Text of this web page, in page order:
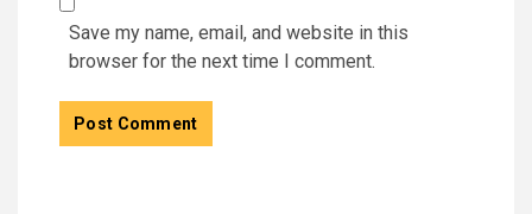
Save my name, email, and website in this
browser for the next time I comment.